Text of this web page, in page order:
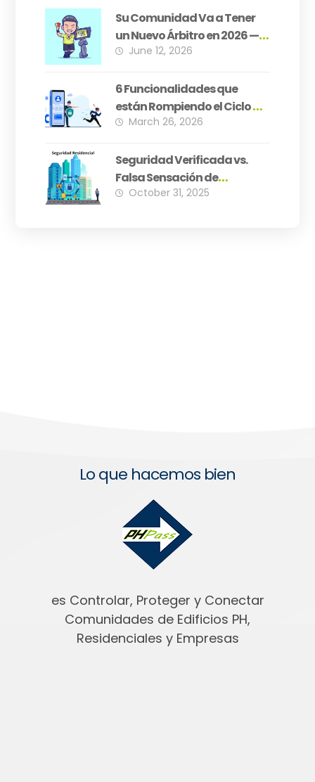
Su Comunidad Va a Tener
un Nuevo Árbitro en 2026 —
¿Está Su PH Preparado?
June 12, 2026
6 Funcionalidades que
están Rompiendo el Ciclo de
Inseguridad Residencial
March 26, 2026
Seguridad Verificada vs.
Falsa Sensación de
Seguridad
October 31, 2025
Lo que hacemos bien
es Controlar, Proteger y Conectar
Comunidades de Edificios PH,
Residenciales y Empresas